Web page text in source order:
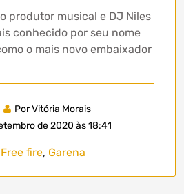
produtor musical e DJ Niles
conhecido por seu nome
o mais novo embaixador
Por Vitória Morais
de 2020 às 18:41
Free fire, Garena